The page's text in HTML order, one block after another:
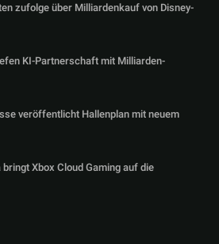
zufolge über Milliardenkauf von Disney-
KI-Partnerschaft mit Milliarden-
veröffentlicht Hallenplan mit neuem
Xbox Cloud Gaming auf die